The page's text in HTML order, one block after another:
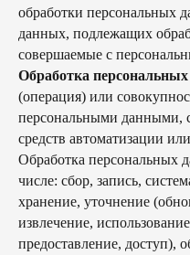
обработки персональных
данных, подлежащих
совершаемые с
Обработка
(операция) или
персональными данными,
средств автоматизации
Обработка персональных
числе: сбор, запись,
хранение, уточнение
извлечение,
предоставление, доступ),